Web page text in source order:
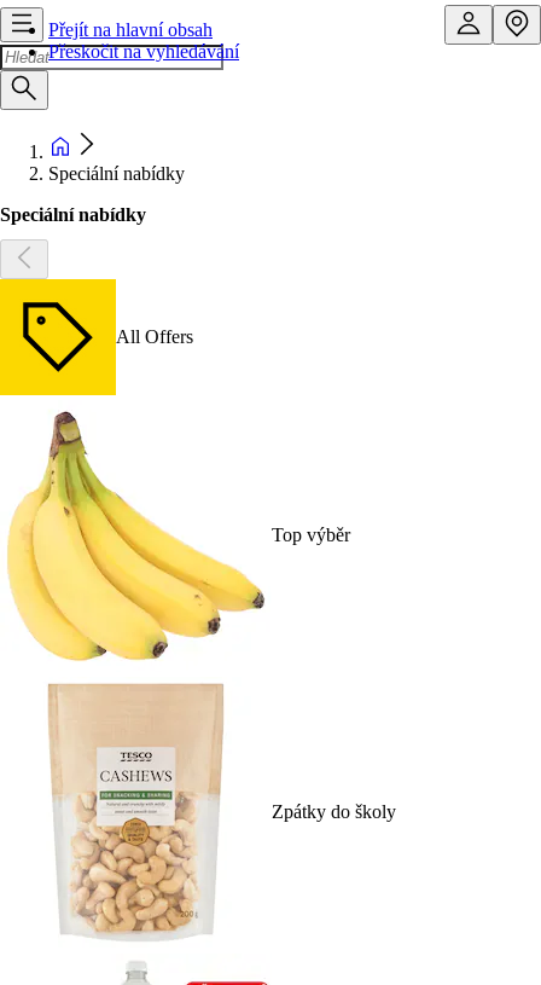
Přejít na hlavní obsah
Přeskočit na vyhledávání
Speciální nabídky
Speciální nabídky
All Offers
Top výběr
Zpátky do školy